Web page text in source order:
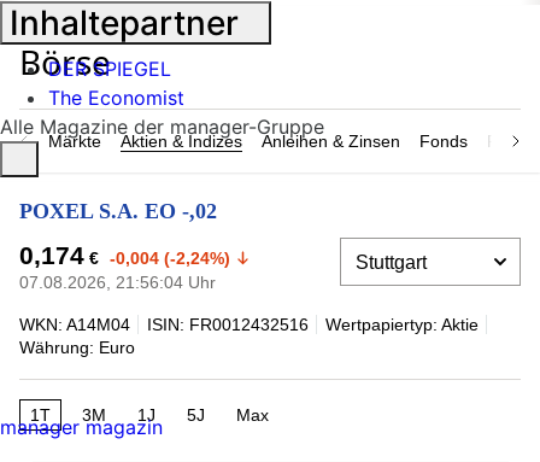
Märkte Aktien & Indizes Anleihen & Zinsen Fonds
POXEL S.A. EO -,02
0,174 € -0,004 (-2,24%)
07.08.2026, 21:56:04 Uhr
WKN: A14M04 ISIN: FR0012432516
Wertpapiertyp: Aktie
Währung: Euro
1T 3M 1J 5J Max
Inhaltepartner
DER SPIEGEL
The Economist
Alle Magazine der manager-Gruppe
manager magazin